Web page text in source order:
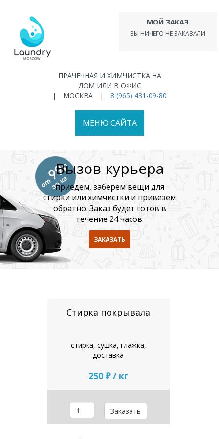
основному
содержанию
МОЙ ЗАКАЗ
ВЫ НИЧЕГО НЕ ЗАКАЗАЛИ
ПРАЧЕЧНАЯ И ХИМЧИСТКА НА
ДОМ ИЛИ В ОФИС
|
МОСКВА | 8 (965) 431-09-80
МЕНЮ САЙТА
Вызов курьера
приедем, заберем вещи для
стирки или химчистки и привезем
обратно. Заказ будет готов в
течение 24 часов.
ЗАКАЗАТЬ
Стирка покрывала
стирка, сушка, глажка,
доставка
250 ₽ / кг
Заказать